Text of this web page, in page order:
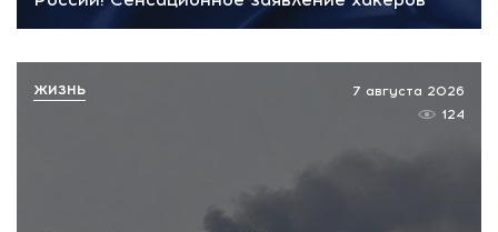
7 августа 2026
124
ЖИЗНЬ